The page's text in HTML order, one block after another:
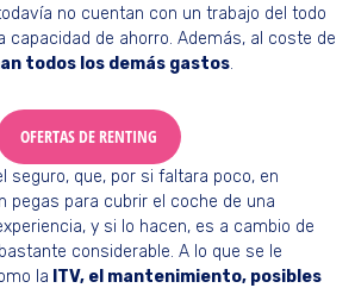
no cuentan con un trabajo del todo
capacidad de ahorro. Además, al coste de
todos los demás gastos.
OFERTAS DE RENTING
seguro, que, por si faltara poco, en
pegas para cubrir el coche de una
y si lo hacen, es a cambio de
considerable. A lo que se le
la ITV, el mantenimiento, posibles